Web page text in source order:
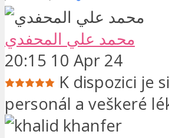
محمد علي المحفدي
20:15 10 Apr 24
K dispozici je
personál a veškeré